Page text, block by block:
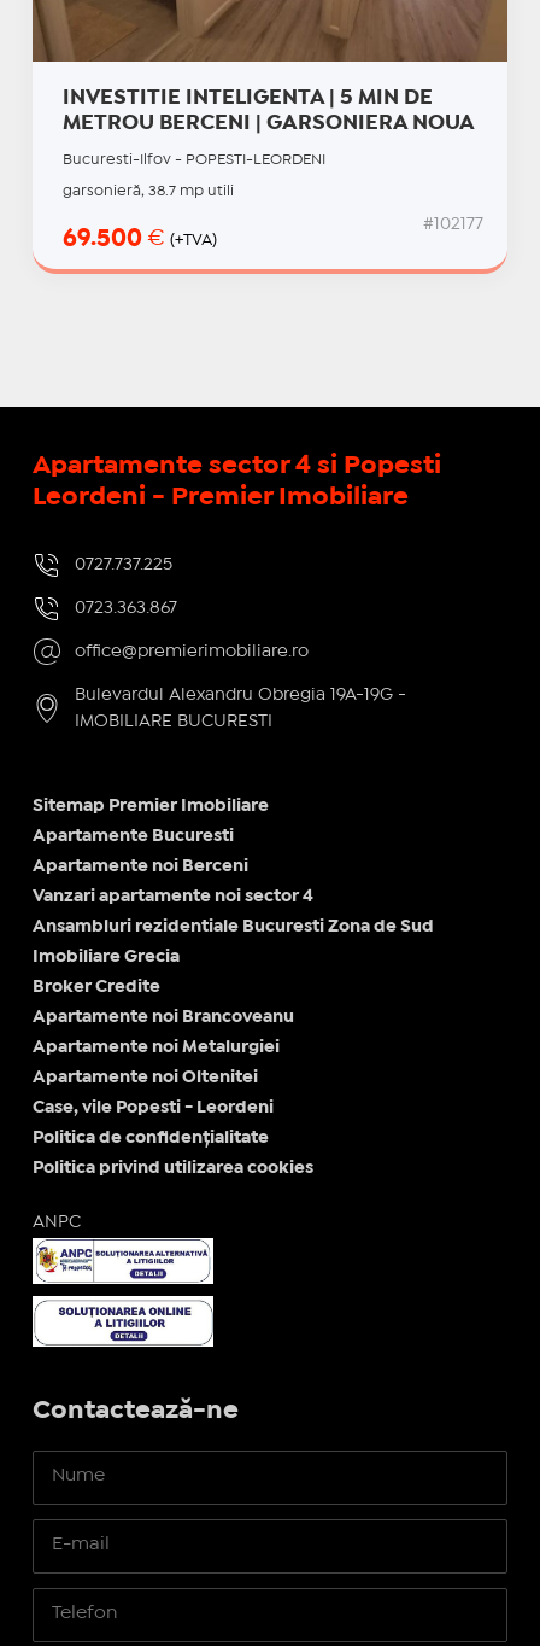
INVESTITIE INTELIGENTA | 5 MIN DE
METROU BERCENI | GARSONIERA NOUA
Bucuresti-Ilfov - POPESTI-LEORDENI
garsonieră, 38.7 mp utili
69.500 € (+TVA)
#102177
Apartamente sector 4 si Popesti
Leordeni - Premier Imobiliare
0727.737.225
0723.363.867
office@premierimobiliare.ro
Bulevardul Alexandru Obregia 19A-19G -
IMOBILIARE BUCURESTI
Sitemap Premier Imobiliare
Apartamente Bucuresti
Apartamente noi Berceni
Vanzari apartamente noi sector 4
Ansambluri rezidentiale Bucuresti Zona de Sud
Imobiliare Grecia
Broker Credite
Apartamente noi Brancoveanu
Apartamente noi Metalurgiei
Apartamente noi Oltenitei
Case, vile Popesti - Leordeni
Politica de confidențialitate
Politica privind utilizarea cookies
ANPC
Contactează-ne